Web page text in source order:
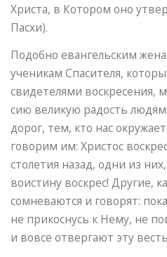
Христа, в Котором оно
Пасхи).
Подобно евангельским
ученикам Спасителя,
свидетелями
сию великую радость
дорог, тем, кто нас
говорим им: Христос
столетия назад, одни из
воистину воскрес! Другие,
сомневаются и говорят:
не прикоснусь к Нему, не
и вовсе отвергают эту